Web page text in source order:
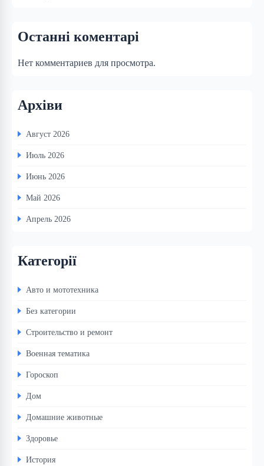
Останні коментарі
Нет комментариев для просмотра.
Архіви
Август 2026
Июль 2026
Июнь 2026
Май 2026
Апрель 2026
Категорії
Авто и мототехника
Без категории
Строительство и ремонт
Военная тематика
Гороскоп
Дом
Домашние животные
Здоровье
История